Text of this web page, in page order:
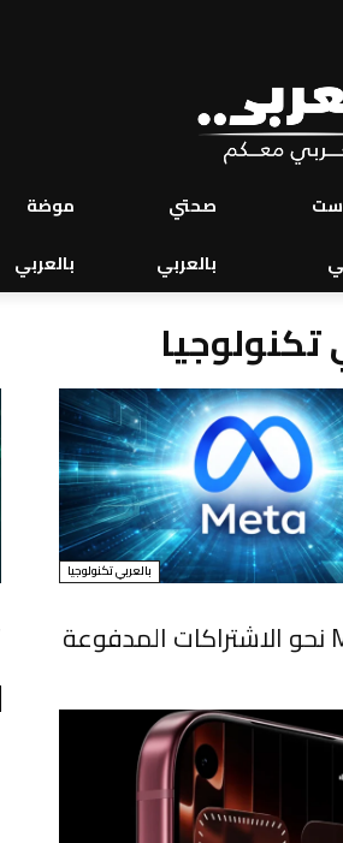
صحتي
بالعربي
موضة
بالعربي
تكنولوجيا
بالعربي تكنولوجيا